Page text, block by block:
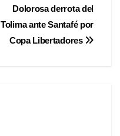
Dolorosa derrota del
Tolima ante Santafé por
Copa Libertadores